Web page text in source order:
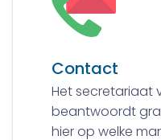
Contact
Het secretariaat
beantwoordt
hier op welke